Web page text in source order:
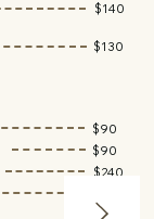
$140
$130
$90
$90
$240
0